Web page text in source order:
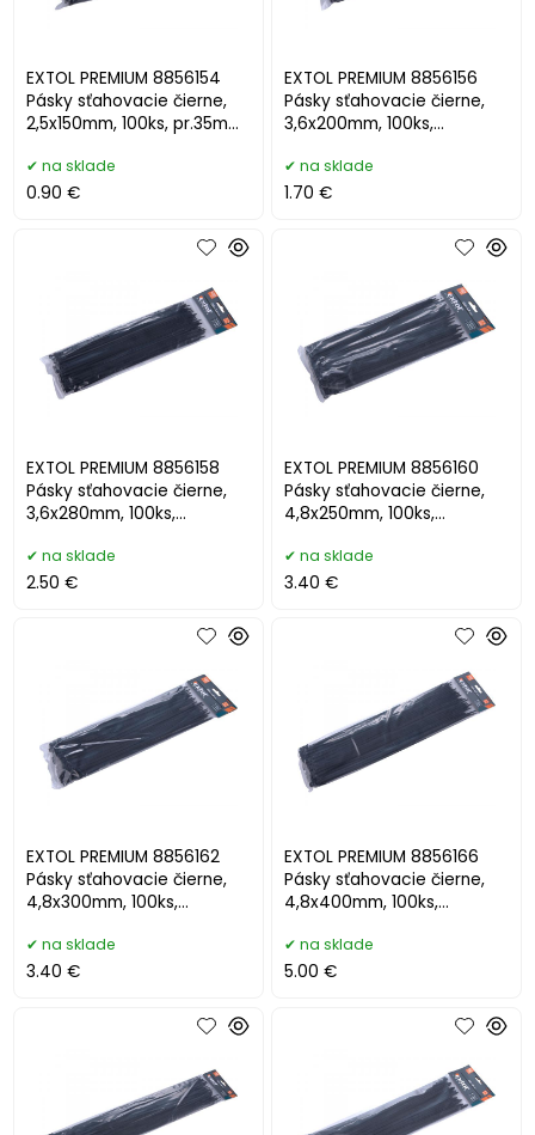
EXTOL PREMIUM 8856154
Pásky sťahovacie čierne,
2,5x150mm, 100ks, pr.35mm,
na sklade
0.90 €
EXTOL PREMIUM 8856156
Pásky sťahovacie čierne,
3,6x200mm, 100ks,
na sklade
1.70 €
EXTOL PREMIUM 8856158
Pásky sťahovacie čierne,
3,6x280mm, 100ks,
na sklade
2.50 €
EXTOL PREMIUM 8856160
Pásky sťahovacie čierne,
4,8x250mm, 100ks,
na sklade
3.40 €
EXTOL PREMIUM 8856162
Pásky sťahovacie čierne,
4,8x300mm, 100ks,
na sklade
3.40 €
EXTOL PREMIUM 8856166
Pásky sťahovacie čierne,
4,8x400mm, 100ks,
na sklade
5.00 €